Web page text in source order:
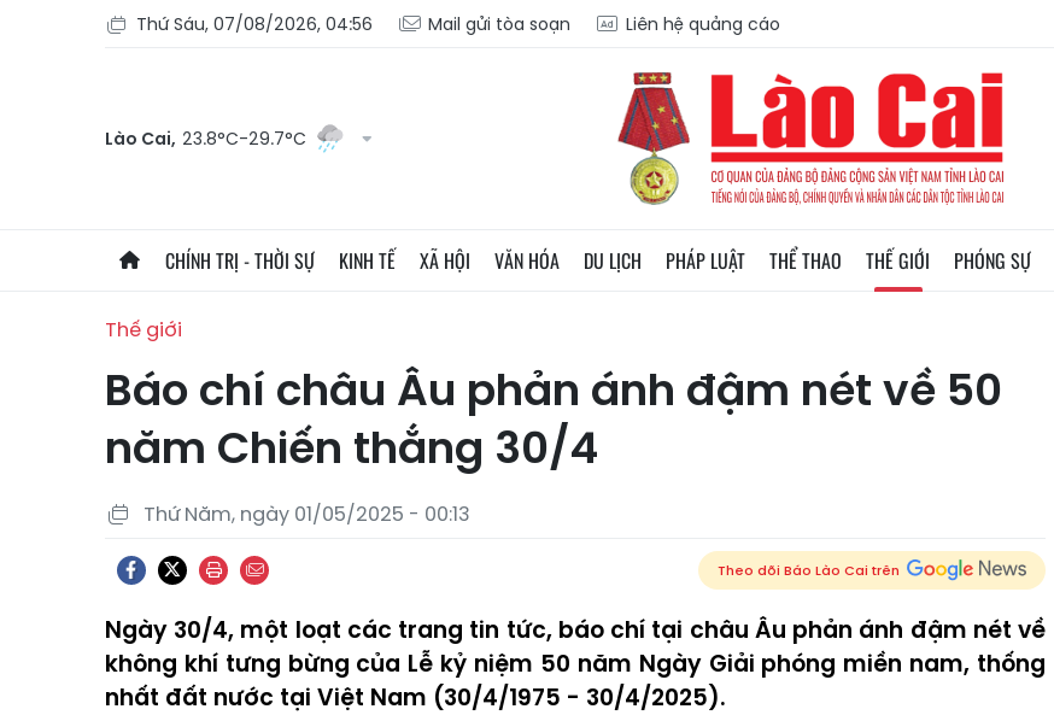
Thứ Sáu, 07/08/2026, 04:56 Mail gửi tòa soạn Liên hệ quảng cáo
Lào Cai, 23.8°C-29.7°C
CHÍNH TRỊ - THỜI SỰ KINH TẾ XÃ HỘI VĂN HÓA DU LỊCH PHÁP LUẬT THỂ THAO THẾ GIỚI PHÓNG SỰ
Thế giới
Báo chí châu Âu phản ánh đậm nét về 50
năm Chiến thắng 30/4
Thứ Năm, ngày 01/05/2025 - 00:13
Theo dõi Báo Lào Cai trên
Ngày 30/4, một loạt các trang tin tức, báo chí tại châu Âu phản ánh đậm nét về
không khí tưng bừng của Lễ kỷ niệm 50 năm Ngày Giải phóng miền nam, thống
nhất đất nước tại Việt Nam (30/4/1975 - 30/4/2025).